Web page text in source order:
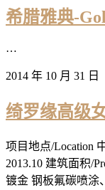
希腊雅典-
…
2014 年 10 月 31 日
绮罗缘高级
项目地点/Location
2013.10 建筑面积/
镀金 钢板氟碳喷涂